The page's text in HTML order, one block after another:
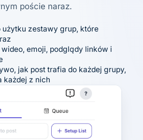
poście naraz.
użytku zestawy grup, które
emoji, podglądy linków i
jak post trafia do każdej grupy,
każdej z nich